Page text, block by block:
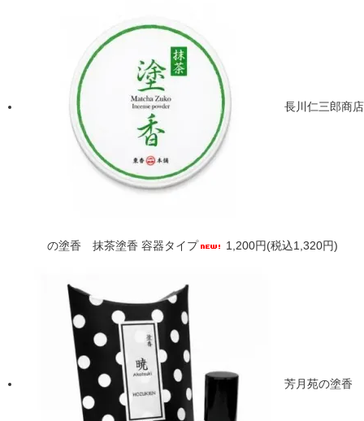
長川仁三郎商店
の塗香 抹茶塗香 容器タイプ 1,200円(税込1,320円)
芳月苑の塗香